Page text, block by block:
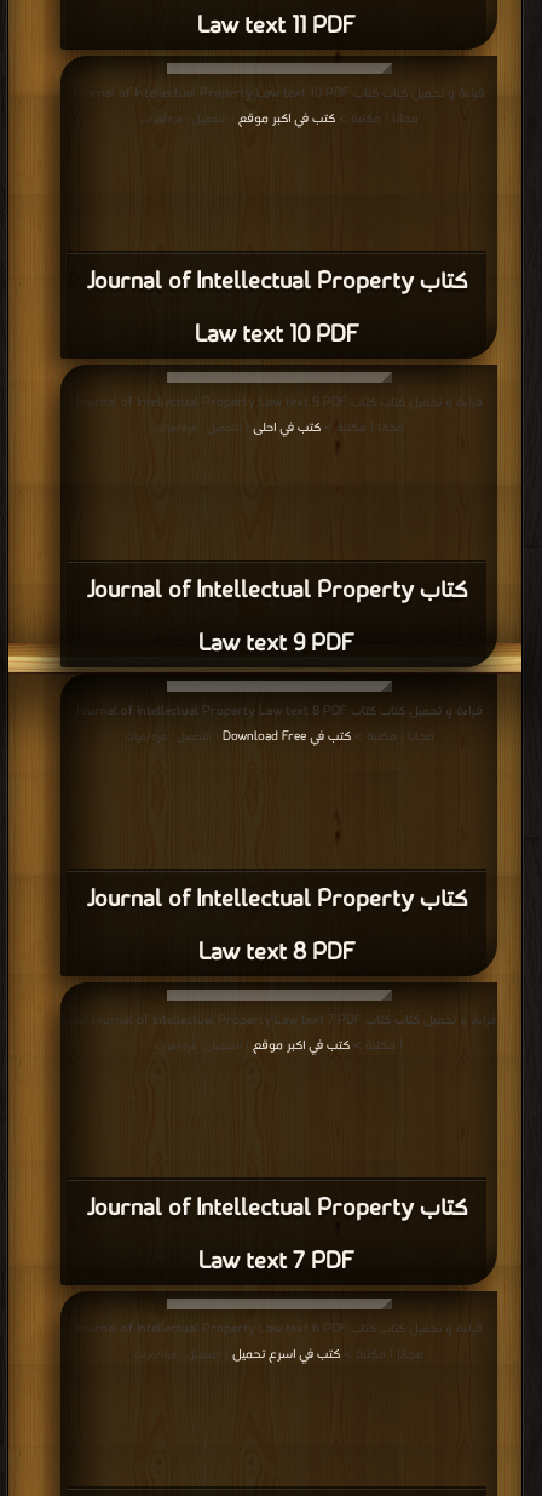
Law text 11 PDF
كتاب Journal of Intellectual Property
Law text 10 PDF
قراءة و تحميل كتاب كتاب Journal of Intellectual Property Law text 10 PDF
مجانا | مكتبة >كتب في اكبر موقع | التحميل : مرة/مرات
كتاب Journal of Intellectual Property
Law text 9 PDF
قراءة و تحميل كتاب كتاب Journal of Intellectual Property Law text 9 PDF
مجانا | مكتبة >كتب في احلى | التحميل : مرة/مرات
كتاب Journal of Intellectual Property
Law text 8 PDF
قراءة و تحميل كتاب كتاب Journal of Intellectual Property Law text 8 PDF
مجانا | مكتبة >كتب في Download Free | التحميل : مرة/مرات
كتاب Journal of Intellectual Property
Law text 7 PDF
| مكتبة > كتب في اكبر موقع | التحميل : مرة/مرات
قراءة و تحميل كتاب كتاب Journal of Intellectual Property Law text 6 PDF
مجانا | مكتبة > كتب في اسرع تحميل | التحميل : مرة/مرات